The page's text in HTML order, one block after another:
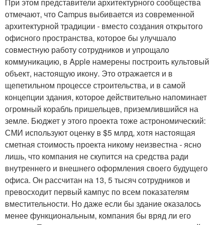
отмечают, что Campus выбивается из современной
архитектурной традиции - вместо создания открытого
офисного пространства, которое бы улучшало
совместную работу сотрудников и упрощало
коммуникацию, в Apple намерены построить культовый
объект, настоящую икону. Это отражается и в
щепетильном процессе строительства, и в самой
концепции здания, которое действительно напоминает
огромный корабль пришельцев, приземлившийся на
земле. Бюджет у этого проекта тоже астрономический:
СМИ используют оценку в $5 млрд, хотя настоящая
сметная стоимость проекта никому неизвестна - ясно
лишь, что компания не скупится на средства ради
внутреннего и внешнего оформления своего будущего
офиса. Он рассчитан на 13, 5 тысяч сотрудников и
превосходит первый кампус по всем показателям
вместительности. Но даже если бы здание оказалось
менее функциональным, компания бы вряд ли его